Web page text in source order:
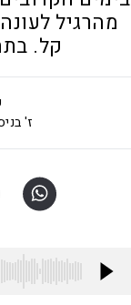
מהרגיל
קל.
ז'